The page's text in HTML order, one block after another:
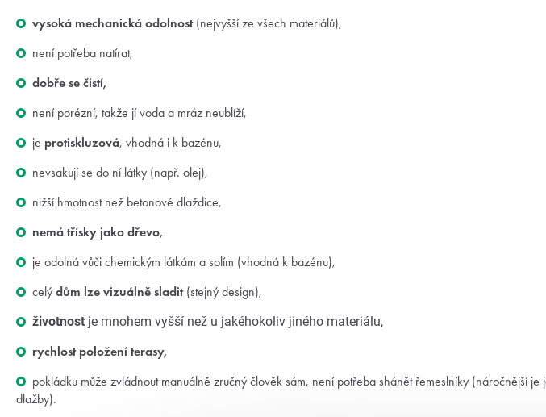
vysoká mechanická odolnost(nejvyšší ze všech materiálů),
není potřeba natírat,
dobře se čistí,
není porézní, takže jí voda a mráz neublíží,
je protiskluzová, vhodná i k bazénu,
nevsakují se do ní látky (např. olej),
nižší hmotnost než betonové dlaždice,
nemá třísky jako dřevo,
je odolná vůči chemickým látkám a solím (vhodná k bazénu),
celý dům lze vizuálně sladit(stejný design),
životnost je mnohem vyšší než u jakéhokoliv jiného materiálu,
rychlost položení terasy,
pokládku může zvládnout manuálně zručný člověk sám, není potřeba shánět řemeslníky (náročnější je
dlažby).